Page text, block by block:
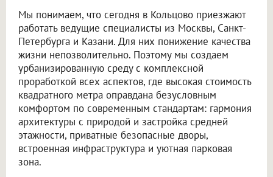
Мы понимаем, что сегодня в Кольцово приезжают
работать ведущие специалисты из Москвы, Санкт-
Петербурга и Казани. Для них понижение качества
жизни непозволительно. Поэтому мы создаем
урбанизированную среду с комплексной
проработкой всех аспектов, где высокая стоимость
квадратного метра оправдана безусловным
комфортом по современным стандартам: гармония
архитектуры с природой и застройка средней
этажности, приватные безопасные дворы,
встроенная инфраструктура и уютная парковая
зона.